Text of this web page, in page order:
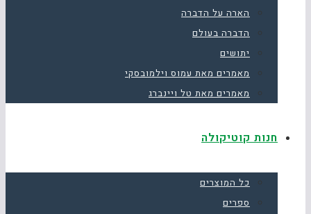
הארה על הדברה
הדברה בעולם
יתושים
מאמרים מאת עמוס וילמובסקי
מאמרים מאת טל ויינברג
חנות קוטיקולה
כל המוצרים
ספרים